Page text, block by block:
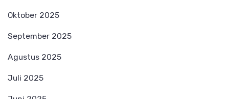
Oktober 2025
September 2025
Agustus 2025
Juli 2025